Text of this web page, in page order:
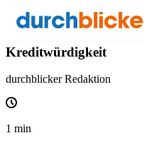
Wissen Finanzen
Kreditwürdigkeit
durchblicker Redaktion
1 min